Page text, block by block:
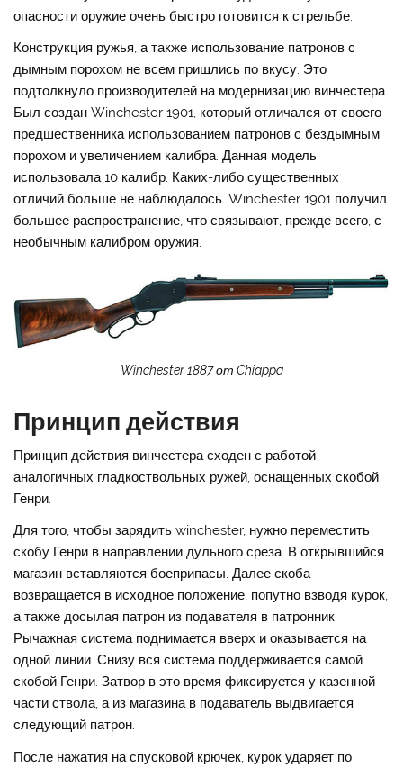
опасности оружие очень быстро готовится к стрельбе.
Конструкция ружья, а также использование патронов с
дымным порохом не всем пришлись по вкусу. Это
подтолкнуло производителей на модернизацию винчестера.
Был создан Winchester 1901, который отличался от своего
предшественника использованием патронов с бездымным
порохом и увеличением калибра. Данная модель
использовала 10 калибр. Каких-либо существенных
отличий больше не наблюдалось. Winchester 1901 получил
большее распространение, что связывают, прежде всего, с
необычным калибром оружия.
Winchester 1887 от Chiappa
Принцип действия
Принцип действия винчестера сходен с работой
аналогичных гладкоствольных ружей, оснащенных скобой
Генри.
Для того, чтобы зарядить winchester, нужно переместить
скобу Генри в направлении дульного среза. В открывшийся
магазин вставляются боеприпасы. Далее скоба
возвращается в исходное положение, попутно взводя курок,
а также досылая патрон из подавателя в патронник.
Рычажная система поднимается вверх и оказывается на
одной линии. Снизу вся система поддерживается самой
скобой Генри. Затвор в это время фиксируется у казенной
части ствола, а из магазина в подаватель выдвигается
следующий патрон.
После нажатия на спусковой крючек, курок ударяет по